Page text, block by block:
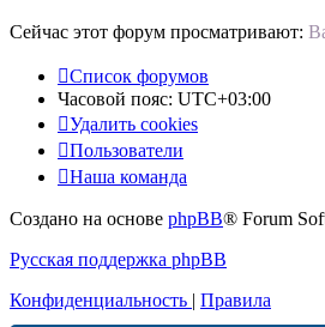
Сейчас этот форум просматривают:
Список форумов
Часовой пояс: UTC+03:00
Удалить cookies
Пользователи
Наша команда
Создано на основе phpBB® Forum
Русская поддержка phpBB
Конфиденциальность | Правила